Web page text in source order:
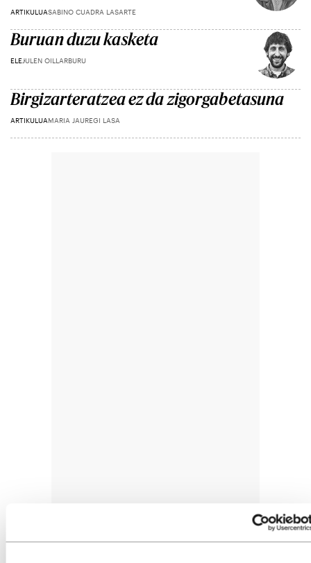
ARTIKULUASABINO CUADRA LASARTE
Buruan duzu kasketa
ELE JULEN OILLARBURU
Birgizarteratzea ez da zigorgabetasuna
ARTIKULUAMARIA JAUREGI LASA